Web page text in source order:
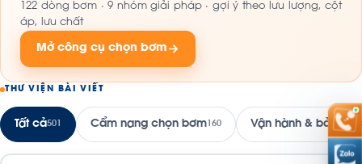
122 dòng bơm · 9 nhóm giải pháp · gợi ý theo lưu lượng, cột
áp, lưu chất
Mở công cụ chọn bơm
THƯ VIỆN BÀI VIẾT
Tất cả501 Cẩm nang chọn bơm 160 Vận hành & bảo trì